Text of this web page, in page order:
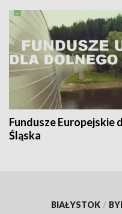
Fundusze Europejskie
Śląska
BIAŁYSTOK /